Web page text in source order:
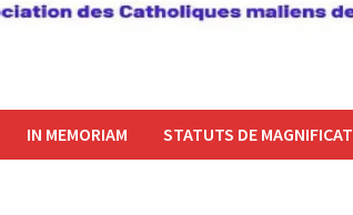
IN MEMORIAM STATUTS DE MAGNIFICAT